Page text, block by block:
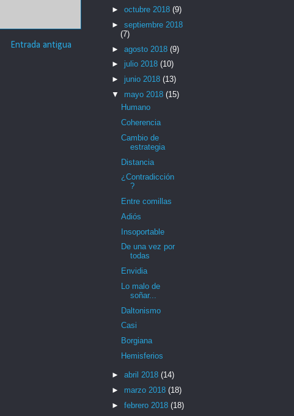
Entrada antigua
► octubre 2018 (9)
► septiembre 2018
(7)
► agosto 2018 (9)
► julio 2018 (10)
► junio 2018 (13)
▼ mayo 2018 (15)
Humano
Coherencia
Cambio de
estrategia
Distancia
¿Contradicción
?
Entre comillas
Adiós
Insoportable
De una vez por
todas
Envidia
Lo malo de
soñar...
Daltonismo
Casi
Borgiana
Hemisferios
► abril 2018 (14)
► marzo 2018 (18)
► febrero 2018 (18)